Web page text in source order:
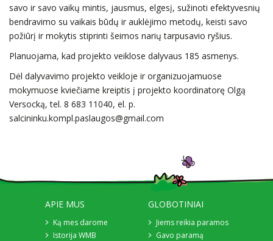
savo ir savo vaikų mintis, jausmus, elgesį, sužinoti efektyvesnių
bendravimo su vaikais būdų ir auklėjimo metodų, keisti savo
požiūrį ir mokytis stiprinti šeimos narių tarpusavio ryšius.
Planuojama, kad projekto veiklose dalyvaus 185 asmenys.
Dėl dalyvavimo projekto veikloje ir organizuojamuose
mokymuose kviečiame kreiptis į projekto koordinatorę Olgą
Versocką, tel. 8 683 11040, el. p.
salcininku.kompl.paslaugos@gmail.com
APIE MUS
Ką mes darome
Istorija WMB
GLOBOTINIAI
Jiems reikia paramos
Gavo paramą